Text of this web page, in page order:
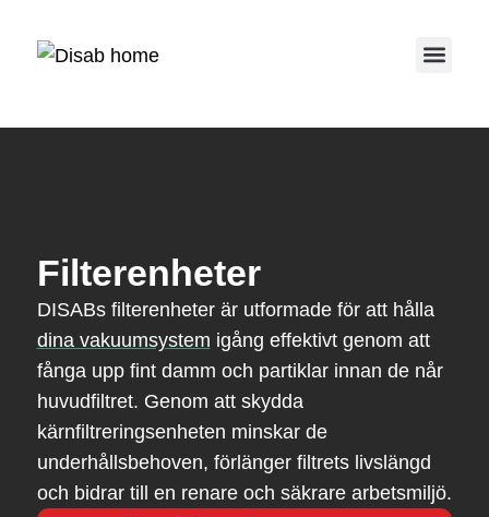
Filterenheter
DISABs filterenheter är utformade för att hålla
dina vakuumsystem igång effektivt genom att
fånga upp fint damm och partiklar innan de når
huvudfiltret. Genom att skydda
kärnfiltreringsenheten minskar de
underhållsbehoven, förlänger filtrets livslängd
och bidrar till en renare och säkrare arbetsmiljö.